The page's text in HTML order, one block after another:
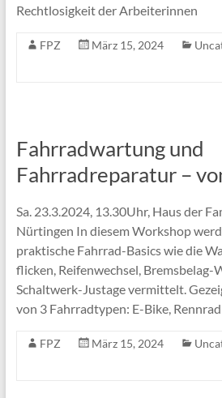
Rechtlosigkeit der Arbeiterinnen
FPZ März 15, 2024
Fahrradwartung und
Fahrradreparatur –
Sa. 23.3.2024, 13.30Uhr, Haus der
Nürtingen In diesem Workshop
praktische Fahrrad-Basics wie die
flicken, Reifenwechsel, Bremsbelag-
Schaltwerk-Justage vermittelt.
von 3 Fahrradtypen: E-Bike,
FPZ März 15, 2024